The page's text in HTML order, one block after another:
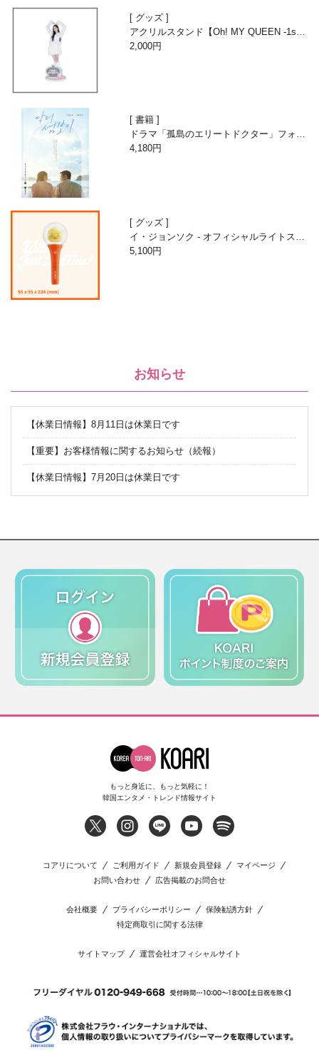
グッズ
アクリルスタンド【Oh! MY QUEEN -1st A
nniversary with Beans-】
2,000円
書籍
ドラマ「孤島のエリートドクター」フォト
エッセイ
4,180円
グッズ
イ・ジョンソク - オフィシャルライトステ
ィック
5,100円
お知らせ
【休業日情報】8月11日は休業日です
【重要】お客様情報に関するお知らせ（続報）
【休業日情報】7月20日は休業日です
もっと身近に、もっと気軽に！
韓国エンタメ・トレンド情報サイト
コアリについて ご利用ガイド 新規会員登録
マイページ
お問い合わせ
広告掲載のお問合せ
会社概要 プライバシーポリシー
保険勧誘方針
特定商取引に関する法律
サイトマップ 運営会社オフィシャルサイト